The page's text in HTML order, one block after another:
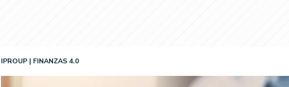
IPROUP FINANZAS 4.0